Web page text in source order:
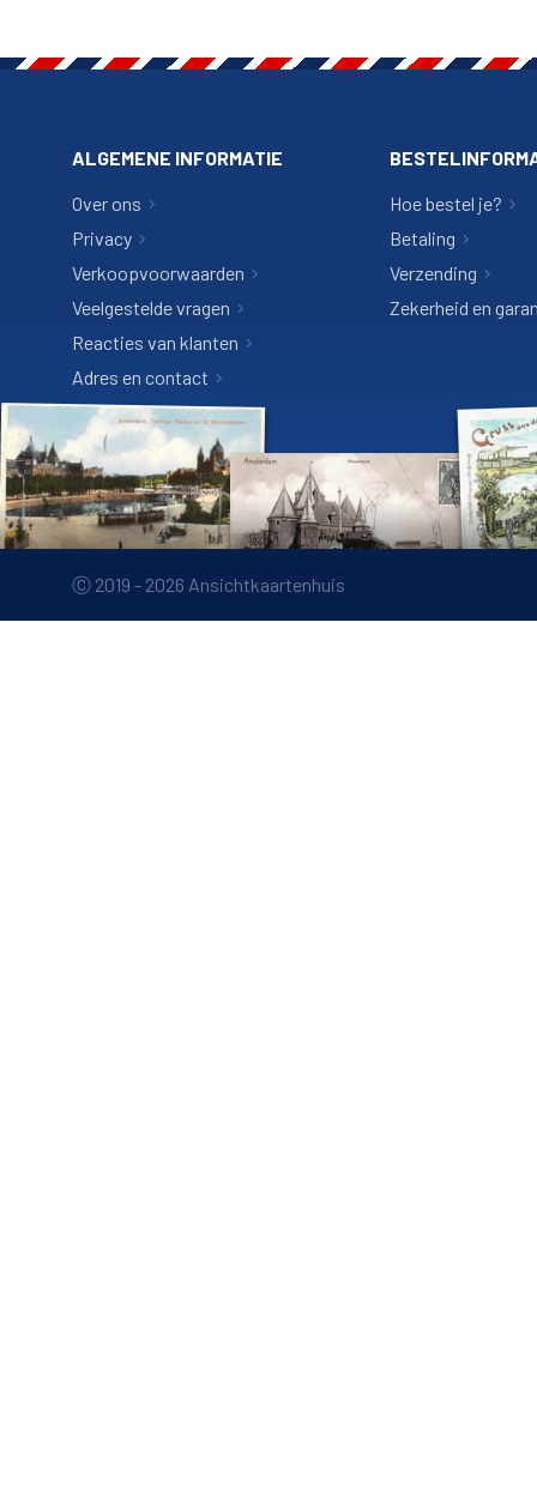
ALGEMENE INFORMATIE
Over ons
Privacy
Verkoopvoorwaarden
Veelgestelde vragen
Reacties van klanten
Adres en contact
Hoe bestel je?
Betaling
Verzending
Zekerheid en
Ⓒ 2019 - 2026 Ansichtkaartenhuis